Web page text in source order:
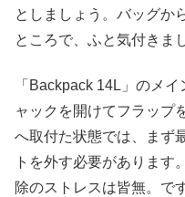
としましょう。バッグか
ところで、ふと気付きま
「Backpack 14L」のメ
ャックを開けてフラップ
へ取付た状態では、まず
トを外す必要があります
除のストレスは皆無。で